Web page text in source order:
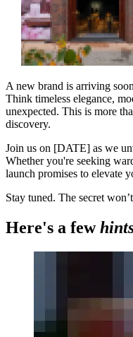
A new brand is arriving
Think timeless elegance,
unexpected. This is more
discovery.
Join us on [DATE] as we
Whether you're seeking
launch promises to elevate
Stay tuned. The secret
Here's a few